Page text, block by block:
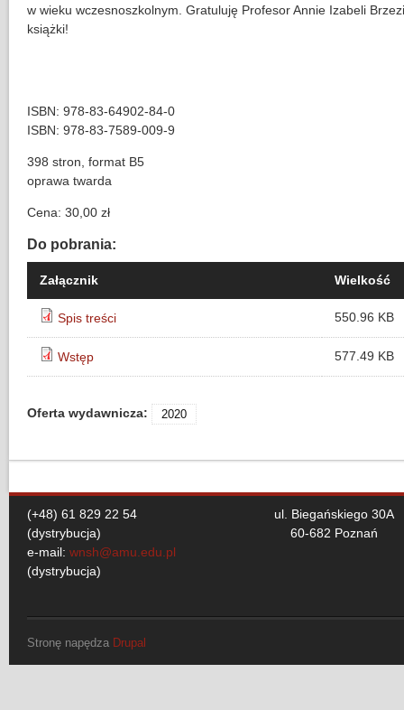
w wieku wczesnoszkolnym. Gratuluję Profesor Annie Izabeli
książki!
ISBN: 978-83-64902-84-0
ISBN: 978-83-7589-009-9
398 stron, format B5
oprawa twarda
Cena: 30,00 zł
Do pobrania:
Załącznik Wielkość
Spis treści 550.96 KB
Wstęp 577.49 KB
Oferta wydawnicza: 2020
(+48) 61 829 22 54
(dystrybucja)
e-mail: wnsh@amu.edu.pl
(dystrybucja)
ul. Biegańskiego 30A
60-682 Poznań
Stronę napędza Drupal